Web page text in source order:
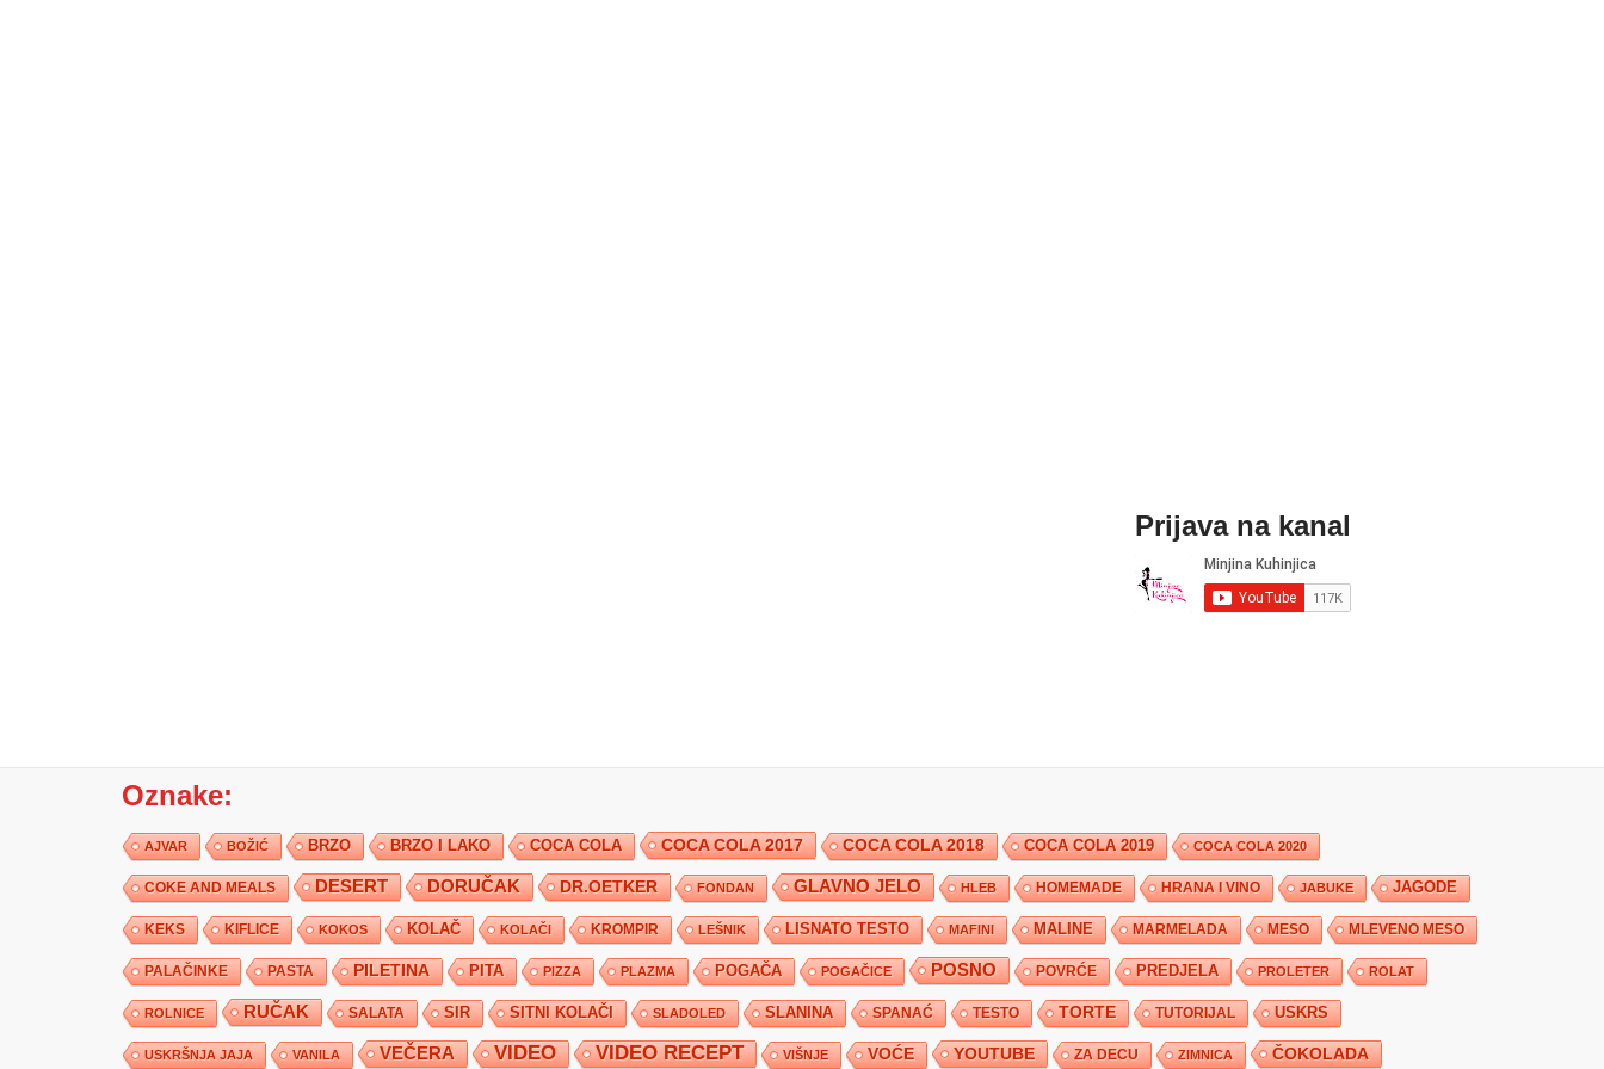
Prijava na kanal
Oznake:
AJVAR BOŽIĆ BRZO BRZO I LAKO COCA COLA COCA COLA 2017 COCA COLA 2018 COCA COLA 2019 COCA COLA 2020
COKE AND MEALS DESERT DORUČAK DR.OETKER FONDAN GLAVNO JELO HLEB HOMEMADE HRANA I VINO JABUKE JAGODE
KEKS KIFLICE KOKOS KOLAČ KOLAČI KROMPIR LEŠNIK LISNATO TESTO MAFINI MALINE MARMELADA MESO MLEVENO MESO
PALAČINKE PASTA PILETINA PITA PIZZA PLAZMA POGAČA POGAČICE POSNO POVRĆE PREDJELA PROLETER ROLAT
ROLNICE RUČAK SALATA SIR SITNI KOLAČI SLADOLED SLANINA SPANAĆ TESTO TORTE TUTORIJAL USKRS
USKRŠNJA JAJA VANILA VEČERA VIDEO VIDEO RECEPT VIŠNJE VOĆE YOUTUBE ZA DECU ZIMNICA ČOKOLADA